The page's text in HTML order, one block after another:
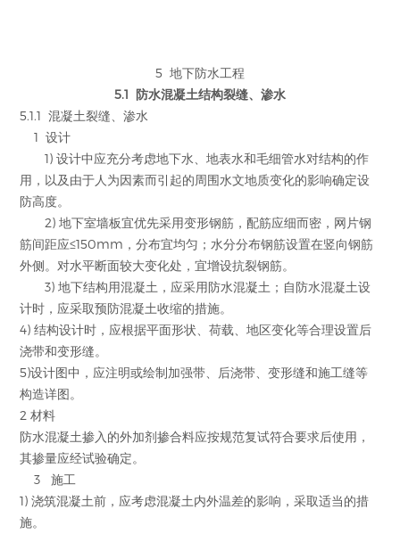
5 地下防水工程
5.1 防水混凝土结构裂缝、渗水
5.1.1 混凝土裂缝、渗水
1 设计
1) 设计中应充分考虑地下水、地表水和毛细管水对结构的作
用，以及由于人为因素而引起的周围水文地质变化的影响确定设
防高度。
2) 地下室墙板宜优先采用变形钢筋，配筋应细而密，网片钢
筋间距应≤150mm，分布宜均匀；水分分布钢筋设置在竖向钢筋
外侧。对水平断面较大变化处，宜增设抗裂钢筋。
3) 地下结构用混凝土，应采用防水混凝土；自防水混凝土设
计时，应采取预防混凝土收缩的措施。
4) 结构设计时，应根据平面形状、荷载、地区变化等合理设置后
浇带和变形缝。
5)设计图中，应注明或绘制加强带、后浇带、变形缝和施工缝等
构造详图。
2 材料
防水混凝土掺入的外加剂掺合料应按规范复试符合要求后使用，
其掺量应经试验确定。
3 施工
1) 浇筑混凝土前，应考虑混凝土内外温差的影响，采取适当的措
施。